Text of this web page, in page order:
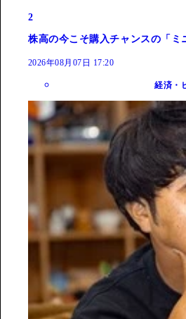
2
株高の今こそ購入チャンスの「ミ
2026年08月07日 17:20
経済・